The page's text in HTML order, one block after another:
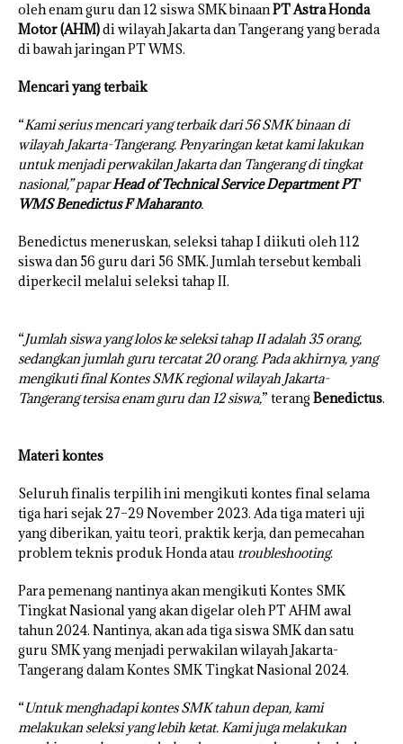
oleh enam guru dan 12 siswa SMK binaanPT Astra Honda
Motor (AHM)di wilayah Jakarta dan Tangerang yang berada
di bawah jaringan PT WMS.
Mencari yang terbaik
“Kami serius mencari yang terbaik dari 56 SMK binaan di
wilayah Jakarta-Tangerang. Penyaringan ketat kami lakukan
untuk menjadi perwakilan Jakarta dan Tangerang di tingkat
nasional,” paparHead of Technical Service Department PT
WMS Benedictus F Maharanto.
Benedictus meneruskan, seleksi tahap I diikuti oleh 112
siswa dan 56 guru dari 56 SMK. Jumlah tersebut kembali
diperkecil melalui seleksi tahap II.
“Jumlah siswa yang lolos ke seleksi tahap II adalah 35 orang,
sedangkan jumlah guru tercatat 20 orang. Pada akhirnya, yang
mengikuti final Kontes SMK regional wilayah Jakarta-
Tangerang tersisa enam guru dan 12 siswa,” terangBenedictus.
Materi kontes
Seluruh finalis terpilih ini mengikuti kontes final selama
tiga hari sejak 27–29 November 2023. Ada tiga materi uji
yang diberikan, yaitu teori, praktik kerja, dan pemecahan
problem teknis produk Honda atau troubleshooting.
Para pemenang nantinya akan mengikuti Kontes SMK
Tingkat Nasional yang akan digelar oleh PT AHM awal
tahun 2024. Nantinya, akan ada tiga siswa SMK dan satu
guru SMK yang menjadi perwakilan wilayah Jakarta-
Tangerang dalam Kontes SMK Tingkat Nasional 2024.
“Untuk menghadapi kontes SMK tahun depan, kami
melakukan seleksi yang lebih ketat. Kami juga melakukan